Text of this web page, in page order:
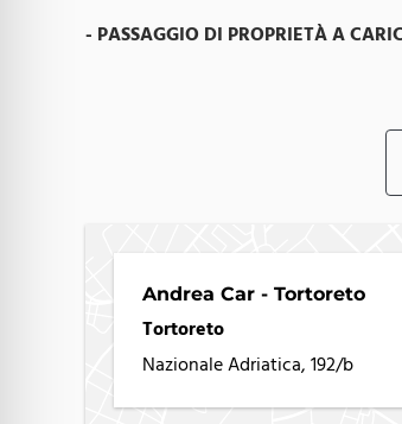
- PASSAGGIO DI PROPRIETÀ A
verifica i parametri meccanici,
garantirti sicurezza, affidabilità e
A seconda dell’età del veicolo, offriamo:
• Garanzia 12 Mesi (per vetture entro i
• Garanzia Over 15 Anni, dedicata
con maggiore anzianità.
Andrea Car - Tortoreto
Tortoreto
Nazionale Adriatica, 192/b